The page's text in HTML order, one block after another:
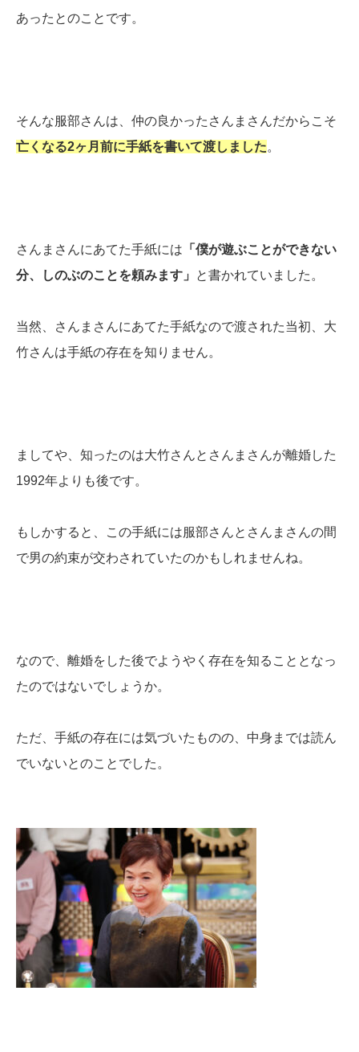
あったとのことです。
そんな服部さんは、仲の良かったさんまさんだからこそ
亡くなる2ヶ月前に手紙を書いて渡しました。
さんまさんにあてた手紙には 「僕が遊ぶことができない
分、しのぶのことを頼みます」
と書かれていました。
当然、さんまさんにあてた手紙なので渡された当初、大
竹さんは手紙の存在を知りません。
ましてや、知ったのは大竹さんとさんまさんが離婚した
1992年よりも後です。
もしかすると、この手紙には服部さんとさんまさんの間
で男の約束が交わされていたのかもしれませんね。
なので、離婚をした後でようやく存在を知ることとなっ
たのではないでしょうか。
ただ、手紙の存在には気づいたものの、中身までは読ん
でいないとのことでした。